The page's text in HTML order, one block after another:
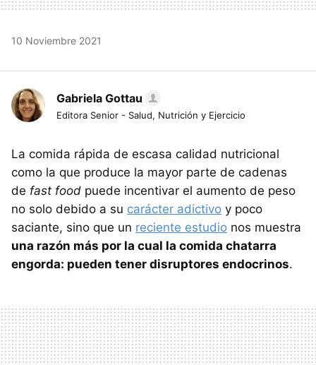
10 Noviembre 2021
Gabriela Gottau
Editora Senior - Salud, Nutrición y Ejercicio
La comida rápida de escasa calidad nutricional
como la que produce la mayor parte de cadenas
de fast food puede incentivar el aumento de peso
no solo debido a su carácter adictivo y poco
saciante, sino que un reciente estudio nos muestra
una razón más por la cual la comida chatarra
engorda: pueden tener disruptores endocrinos.